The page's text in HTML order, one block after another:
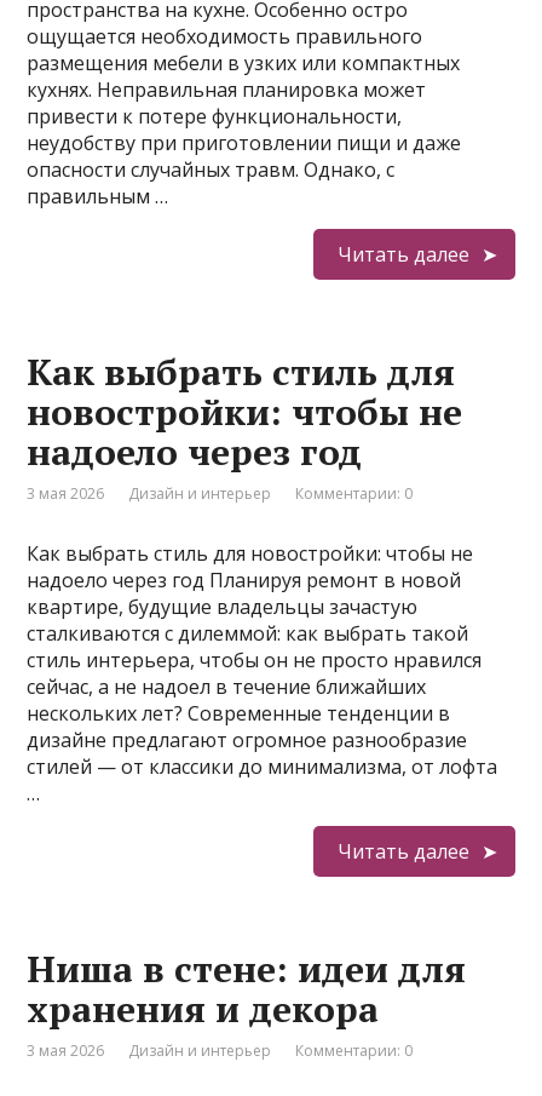
пространства на кухне. Особенно остро
ощущается необходимость правильного
размещения мебели в узких или компактных
кухнях. Неправильная планировка может
привести к потере функциональности,
неудобству при приготовлении пищи и даже
опасности случайных травм. Однако, с
правильным …
Читать далее
Как выбрать стиль для
новостройки: чтобы не
надоело через год
3 мая 2026 Дизайн и интерьер Комментарии: 0
Как выбрать стиль для новостройки: чтобы не
надоело через год Планируя ремонт в новой
квартире, будущие владельцы зачастую
сталкиваются с дилеммой: как выбрать такой
стиль интерьера, чтобы он не просто нравился
сейчас, а не надоел в течение ближайших
нескольких лет? Современные тенденции в
дизайне предлагают огромное разнообразие
стилей — от классики до минимализма, от лофта
…
Читать далее
Ниша в стене: идеи для
хранения и декора
3 мая 2026 Дизайн и интерьер Комментарии: 0